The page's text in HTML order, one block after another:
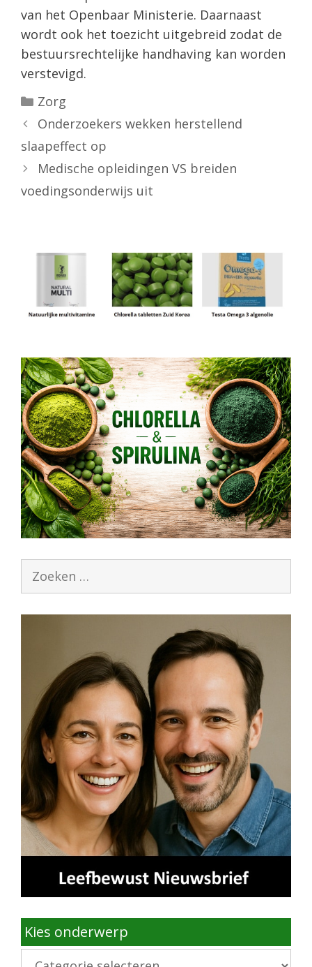
van het Openbaar Ministerie. Daarnaast
wordt ook het toezicht uitgebreid zodat de
bestuursrechtelijke handhaving kan worden
verstevigd.
Categorieën
Zorg
Onderzoekers wekken herstellend
slaapeffect op
Medische opleidingen VS breiden
voedingsonderwijs uit
Zoek
Kies onderwerp
Kies